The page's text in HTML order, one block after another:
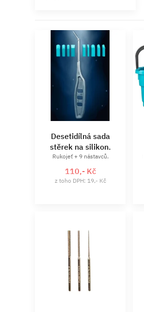
Desetidílná sada
stěrek na silikon.
Rukojeť + 9 nástavců.
110,- Kč
z toho DPH: 19,- Kč